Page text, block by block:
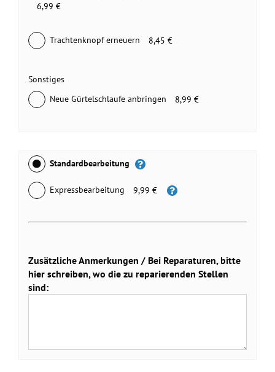
6,99 €
Trachtenknopf erneuern 8,45 €
Sonstiges
Neue Gürtelschlaufe anbringen
8,99 €
Standardbearbeitung
Expressbearbeitung 9,99 €
Zusätzliche Anmerkungen / Bei Reparaturen, bitte
hier schreiben, wo die zu reparierenden Stellen
sind: